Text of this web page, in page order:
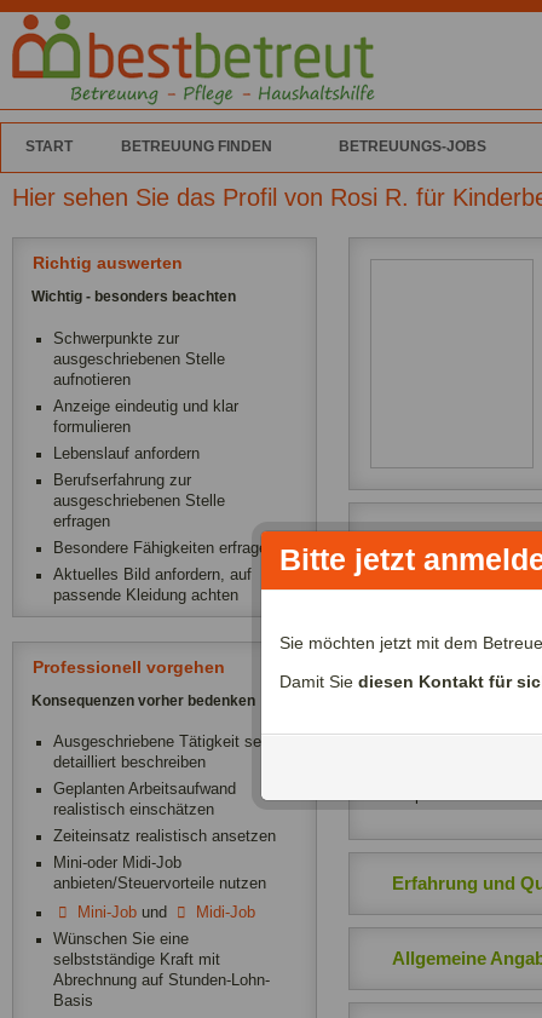
START BETREUUNG FINDEN BETREUUNGS-JOBS
Hier sehen Sie das Profil von Rosi R. für
Richtig auswerten
Wichtig - besonders beachten
Schwerpunkte zur
ausgeschriebenen Stelle
aufnotieren
Anzeige eindeutig und klar
formulieren
Lebenslauf anfordern
Berufserfahrung zur
ausgeschriebenen Stelle
erfragen
Besondere Fähigkeiten erfragen
Aktuelles Bild anfordern, auf
passende Kleidung achten
Professionell vorgehen
Konsequenzen vorher bedenken
Ausgeschriebene Tätigkeit sehr
detailliert beschreiben
Geplanten Arbeitsaufwand
realistisch einschätzen
Zeiteinsatz realistisch ansetzen
Mini-oder Midi-Job
anbieten/Steuervorteile nutzen
Mini-Jobund
Midi-Job
Wünschen Sie eine
selbstständige Kraft mit
Abrechnung auf Stunden-Lohn-
Basis
Ich kann gleichzeitig
Über mich:
Als Babysitter habe ich
Erfahrung und
Allgemeine
Bitte jetzt
Sie möchten jetzt mit dem
Damit Sie diesen Kontakt für